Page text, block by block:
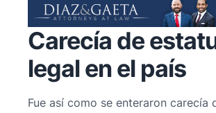
Carecía de
legal en el país
Fue así como se enteraron carecía